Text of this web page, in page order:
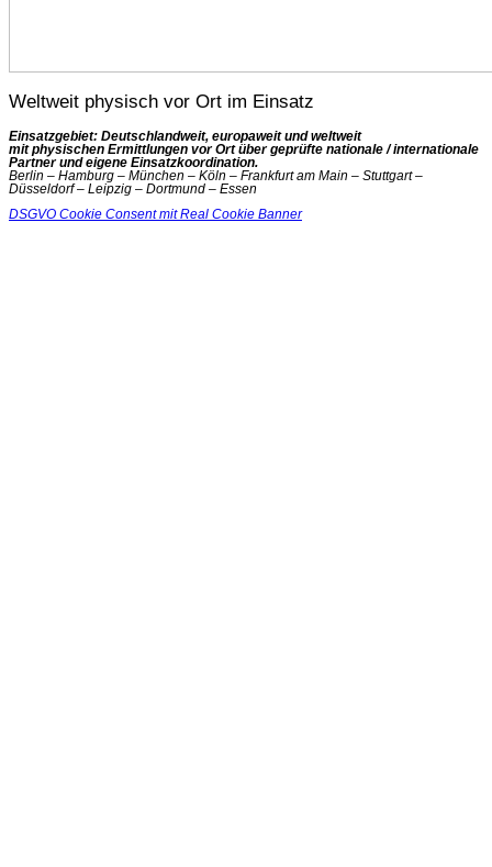
Weltweit physisch vor Ort im Einsatz
Einsatzgebiet: Deutschlandweit, europaweit und weltweit
mit physischen Ermittlungen vor Ort über geprüfte nationale / internationale
Partner und eigene Einsatzkoordination.
Berlin – Hamburg – München – Köln – Frankfurt am Main – Stuttgart –
Düsseldorf – Leipzig – Dortmund – Essen
DSGVO Cookie Consent mit Real Cookie Banner